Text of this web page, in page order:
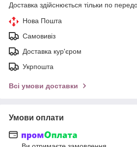
Доставка здійснюється тільки по
Нова Пошта
Самовивіз
Доставка кур'єром
Укрпошта
Всі умови доставки
Умови оплати